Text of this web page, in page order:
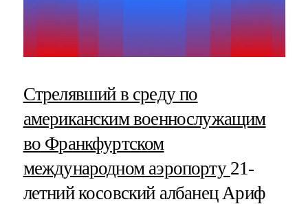
Стрелявший в среду по
американским военнослужащим
во Франкфуртском
международном аэропорту 21-
летний косовский албанец Ариф